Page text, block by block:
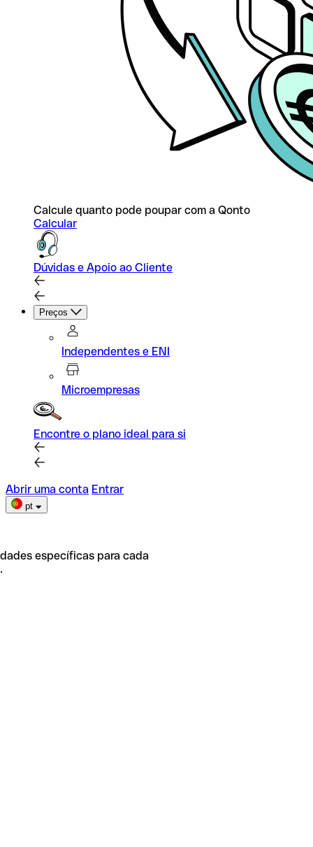
Calcule quanto pode poupar com a Qonto
Calcular
Dúvidas e Apoio ao Cliente
Preços
Independentes e ENI
Microempresas
Encontre o plano ideal para si
Abrir uma conta Entrar
pt
específicas para cada